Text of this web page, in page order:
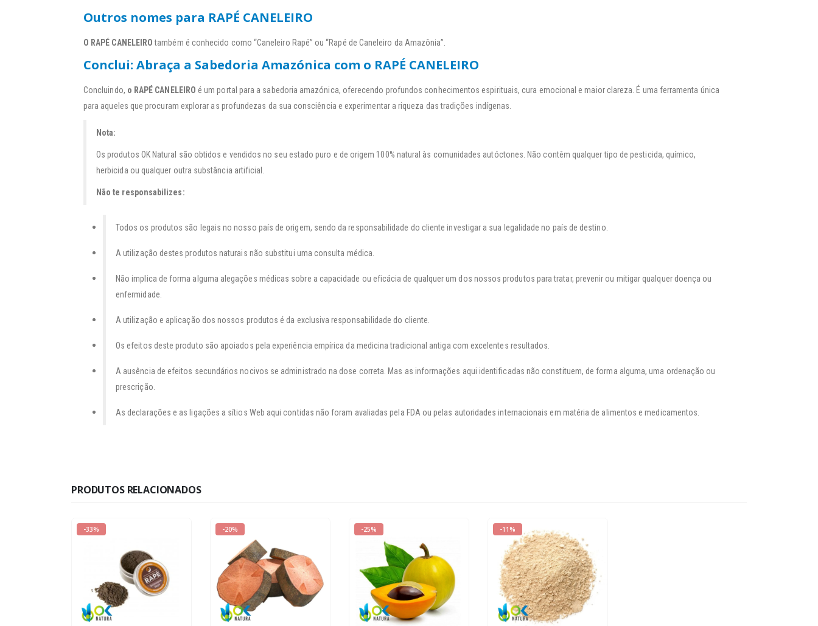
Outros nomes para RAPÉ CANELEIRO
O RAPÉ CANELEIROtambém é conhecido como “Caneleiro Rapé” ou “Rapé de Caneleiro da Amazônia”.
Conclui: Abraça a Sabedoria Amazónica com o RAPÉ CANELEIRO
Concluindo, o RAPÉ CANELEIRO é um portal para a sabedoria amazónica, oferecendo profundos conhecimentos espirituais, cura emocional e maior clareza. É uma ferramenta única
para aqueles que procuram explorar as profundezas da sua consciência e experimentar a riqueza das tradições indígenas.
Nota:
Os produtos OK Natural são obtidos e vendidos no seu estado puro e de origem 100% natural às comunidades autóctones. Não contêm qualquer tipo de pesticida, químico,
herbicida ou qualquer outra substância artificial.
Não te responsabilizes:
Todos os produtos são legais no nosso país de origem, sendo da responsabilidade do cliente investigar a sua legalidade no país de destino.
A utilização destes produtos naturais não substitui uma consulta médica.
Não implica de forma alguma alegações médicas sobre a capacidade ou eficácia de qualquer um dos nossos produtos para tratar, prevenir ou mitigar qualquer doença ou
enfermidade.
A utilização e aplicação dos nossos produtos é da exclusiva responsabilidade do cliente.
Os efeitos deste produto são apoiados pela experiência empírica da medicina tradicional antiga com excelentes resultados.
A ausência de efeitos secundários nocivos se administrado na dose correta. Mas as informações aqui identificadas não constituem, de forma alguma, uma ordenação ou
prescrição.
As declarações e as ligações a sítios Web aqui contidas não foram avaliadas pela FDA ou pelas autoridades internacionais em matéria de alimentos e medicamentos.
PRODUTOS RELACIONADOS
-33% -20% -25% -11%